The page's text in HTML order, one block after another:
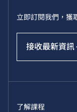
立即訂閱我們，獲
接收最新資訊
了解課程